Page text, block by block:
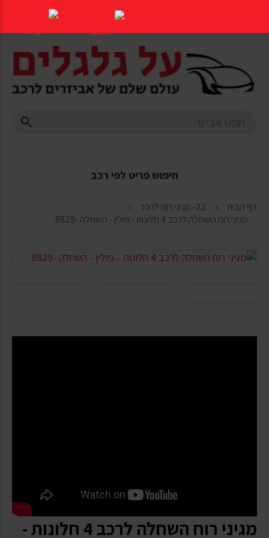
העמוד
חיפוש פריט לפי רכב
דף הבית
22- מגיני רוח לרכב
מגיני רוח השחלה לרכב 4 חלונות - פולין - השחלה -8829
מגיני רוח השחלה לרכב 4 חלונות -